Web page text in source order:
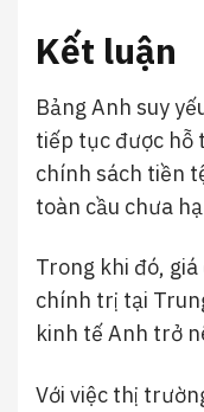
Kết luận
Bảng Anh suy
tiếp tục được hỗ
chính sách tiền
toàn cầu chưa
Trong khi đó,
chính trị tại
kinh tế Anh trở
Với việc thị